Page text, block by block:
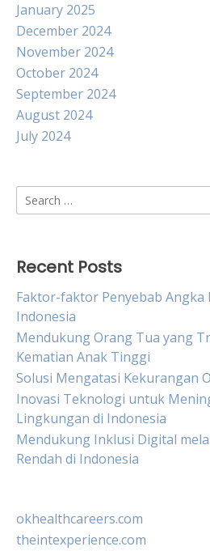
January 2025
December 2024
November 2024
October 2024
September 2024
August 2024
July 2024
Search
for:
Recent Posts
Faktor-faktor Penyebab Angka
Indonesia
Mendukung Orang Tua yang
Kematian Anak Tinggi
Solusi Mengatasi Kekurangan
Inovasi Teknologi untuk
Lingkungan di Indonesia
Mendukung Inklusi Digital
Rendah di Indonesia
okhealthcareers.com
theintexperience.com